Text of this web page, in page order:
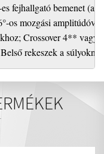
fejhallgató bemenet (a
os mozgási amplitúdóval
Crossover 4** vagy
rekeszek a súlyoknak